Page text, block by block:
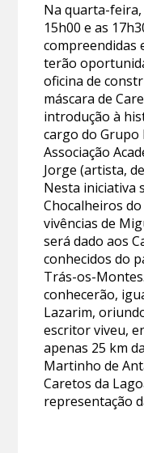
Na quarta-feira,
15h00 e as
compreendidas
terão
oficina de
máscara de
introdução à
cargo do Grupo
Associação
Jorge (artista,
Nesta iniciativa
Chocalheiros
vivências de
será dado aos
conhecidos do
Trás-os-
conhecerão,
Lazarim,
escritor viveu,
apenas 25 km
Martinho de
Caretos da
representação